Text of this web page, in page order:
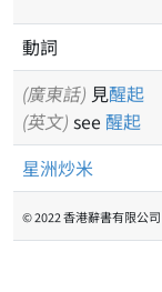
動詞
(廣東話) 見醒起
(英文) see 醒起
星洲炒米
© 2022 香港辭書有限公